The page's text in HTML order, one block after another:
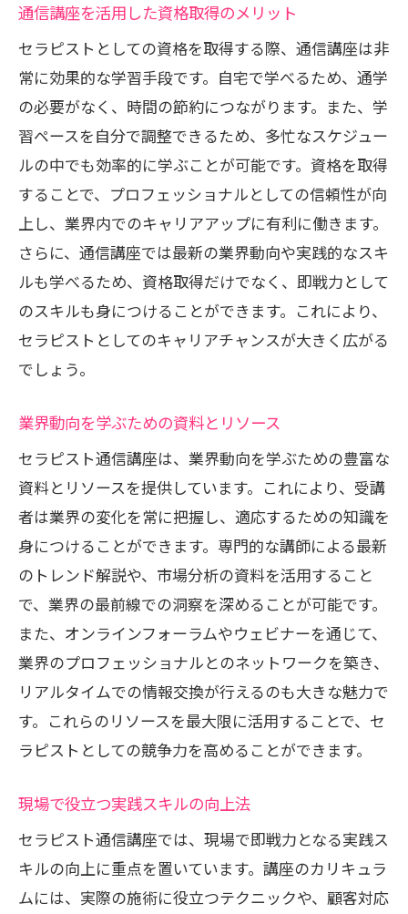
通信講座を活用した資格取得のメリット
セラピストとしての資格を取得する際、通信講座は非
常に効果的な学習手段です。自宅で学べるため、通学
の必要がなく、時間の節約につながります。また、学
習ペースを自分で調整できるため、多忙なスケジュー
ルの中でも効率的に学ぶことが可能です。資格を取得
することで、プロフェッショナルとしての信頼性が向
上し、業界内でのキャリアアップに有利に働きます。
さらに、通信講座では最新の業界動向や実践的なスキ
ルも学べるため、資格取得だけでなく、即戦力として
のスキルも身につけることができます。これにより、
セラピストとしてのキャリアチャンスが大きく広がる
でしょう。
業界動向を学ぶための資料とリソース
セラピスト通信講座は、業界動向を学ぶための豊富な
資料とリソースを提供しています。これにより、受講
者は業界の変化を常に把握し、適応するための知識を
身につけることができます。専門的な講師による最新
のトレンド解説や、市場分析の資料を活用すること
で、業界の最前線での洞察を深めることが可能です。
また、オンラインフォーラムやウェビナーを通じて、
業界のプロフェッショナルとのネットワークを築き、
リアルタイムでの情報交換が行えるのも大きな魅力で
す。これらのリソースを最大限に活用することで、セ
ラピストとしての競争力を高めることができます。
現場で役立つ実践スキルの向上法
セラピスト通信講座では、現場で即戦力となる実践ス
キルの向上に重点を置いています。講座のカリキュラ
ムには、実際の施術に役立つテクニックや、顧客対応